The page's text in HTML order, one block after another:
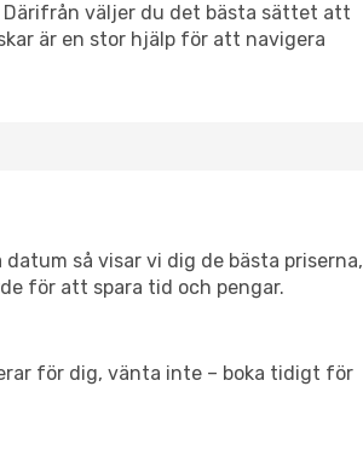
väljer du det bästa sättet att
är en stor hjälp för att navigera
så visar vi dig de bästa priserna,
för att spara tid och pengar.
för dig, vänta inte – boka tidigt för